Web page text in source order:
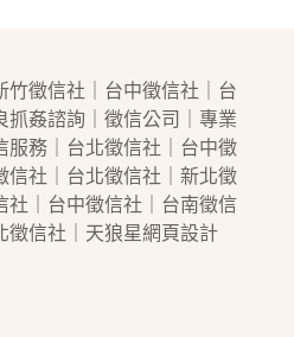
竹徵信社 台中徵信社
台
抓姦諮詢｜ 徵信公司
｜專業
服務｜ 台北徵信社
台中徵
信社 台北徵信社
新北徵
社 台中徵信社
台南徵信
徵信社 ｜天狼星網頁設計